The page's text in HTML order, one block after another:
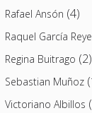
Rafael Ansón (4)
Raquel García
Regina Buitrago (2)
Sebastian Muñoz
Victoriano Albillos